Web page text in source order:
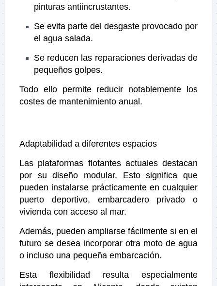
pinturas antiincrustantes.
Se evita parte del desgaste provocado por
el agua salada.
Se reducen las reparaciones derivadas de
pequeños golpes.
Todo ello permite reducir notablemente los
costes de mantenimiento anual.
Adaptabilidad a diferentes espacios
Las plataformas flotantes actuales destacan
por su diseño modular. Esto significa que
pueden instalarse prácticamente en cualquier
puerto deportivo, embarcadero privado o
vivienda con acceso al mar.
Además, pueden ampliarse fácilmente si en el
futuro se desea incorporar otra moto de agua
o incluso una pequeña embarcación.
Esta flexibilidad resulta especialmente